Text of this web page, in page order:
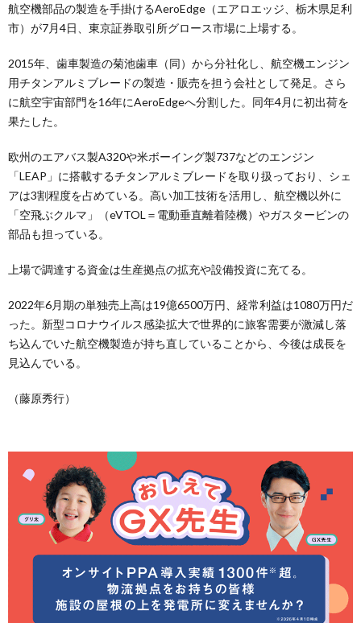
航空機部品の製造を手掛けるAeroEdge（エアロエッジ、栃木県足利
市）が7月4日、東京証券取引所グロース市場に上場する。
2015年、歯車製造の菊池歯車（同）から分社化し、航空機エンジン
用チタンアルミブレードの製造・販売を担う会社として発足。さら
に航空宇宙部門を16年にAeroEdgeへ分割した。同年4月に初出荷を
果たした。
欧州のエアバス製A320や米ボーイング製737などのエンジン
「LEAP」に搭載するチタンアルミブレードを取り扱っており、シェ
アは3割程度を占めている。高い加工技術を活用し、航空機以外に
「空飛ぶクルマ」（eVTOL＝電動垂直離着陸機）やガスタービンの
部品も担っている。
上場で調達する資金は生産拠点の拡充や設備投資に充てる。
2022年6月期の単独売上高は19億6500万円、経常利益は1080万円だ
った。新型コロナウイルス感染拡大で世界的に旅客需要が激減し落
ち込んでいた航空機製造が持ち直していることから、今後は成長を
見込んでいる。
（藤原秀行）